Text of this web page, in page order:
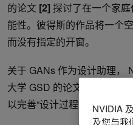
的论文 [2] 探讨了在一个家
能性。彼得斯的作品将一个
而没有指定的开窗。
关于 GANs 作为设计助理，
大学 GSD 的论文
以完善“设计过程”的概念。
NVIDIA
及您与我